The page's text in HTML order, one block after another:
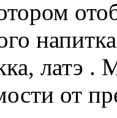
латэ .
от